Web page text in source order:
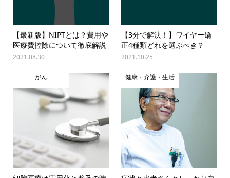
【最新版】NIPTとは？費用や
医療費控除について徹底解説
2021.08.30
【3分で解決！】ワイヤー矯
正4種類どれを選ぶべき？
2021.10.25
がん 健康・介護・生活